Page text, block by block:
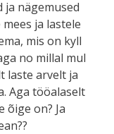
ja nägemused
ja lastele
mis on kyll
no millal mul
laste arvelt ja
Aga tööalaselt
õige on? Ja